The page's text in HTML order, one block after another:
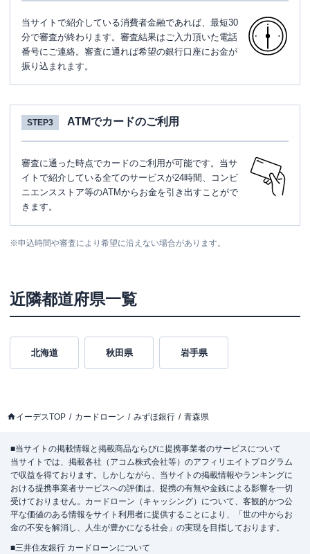
当サイトで紹介している消費者金融であれば、最短30
分で審査が終わります。審査結果はご入力頂いた電話
番号にご連絡。審査に通れば希望の銀行口座にお金が
振り込まれます。
STEP3 ATMでカードのご利用
審査に通った時点でカードのご利用が可能です。当サ
イトで紹介している全てのサービスが24時間、コンビ
ニエンスストア等のATMからお金を引き出すことがで
きます。
※申込時間や審査により希望に沿えない場合があります。
近隣都道府県一覧
北海道 秋田県 岩手県
イーデスTOP カードローン みずほ銀行 青森県
■当サイトの掲載情報と掲載商品ならびに提携事業者のサービスについて
当サイトでは、掲載各社（アコム株式会社等）のアフィリエイトプログラム
で収益を得ております。しかしながら、当サイトの掲載情報やランキングに
おける提携事業者サービスへの評価は、提携の有無や金銭による影響を一切
受けておりません。カードローン（キャッシング）について、客観的かつ公
平な価値のある情報をサイト利用者に提供することにより、「世の中からお
金の不安を解消し、人生が豊かになる社会」の実現を目指しております。
■三井住友銀行 カードローンについて